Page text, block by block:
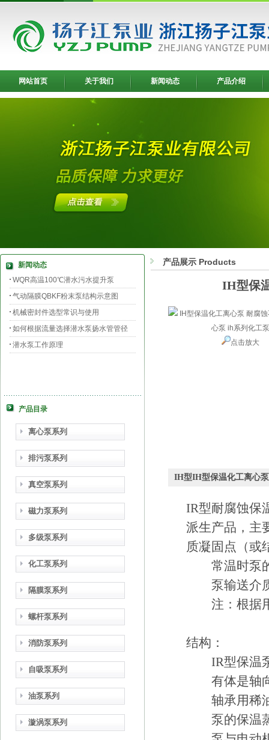
网站首页 关于我们 新闻动态 产品介绍
新闻动态
WQR高温100℃潜水污水提升泵
气动隔膜QBKF粉末泵结构示意图
机械密封件选型常识与使用
如何根据流量选择潜水泵扬水管管径
潜水泵工作原理
产品目录
离心泵系列
排污泵系列
真空泵系列
磁力泵系列
多级泵系列
化工泵系列
隔膜泵系列
螺杆泵系列
消防泵系列
自吸泵系列
油泵系列
漩涡泵系列
产品展示 Products
IH型保
点击放大
IH型IH型保温化工离心
IR型耐腐蚀保
派生产品，主
质凝固点（或
常温时泵的
泵输送介质
注：根据用
结构：
IR型保温泵
有体是轴向
轴承用稀油
泵的保温蒸